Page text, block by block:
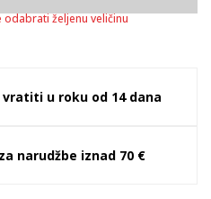
odabrati željenu veličinu
u roku od 14 dana
narudžbe iznad 70 €